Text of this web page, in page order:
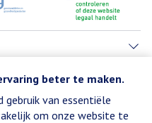
beter te maken.
van essentiële
om onze website te